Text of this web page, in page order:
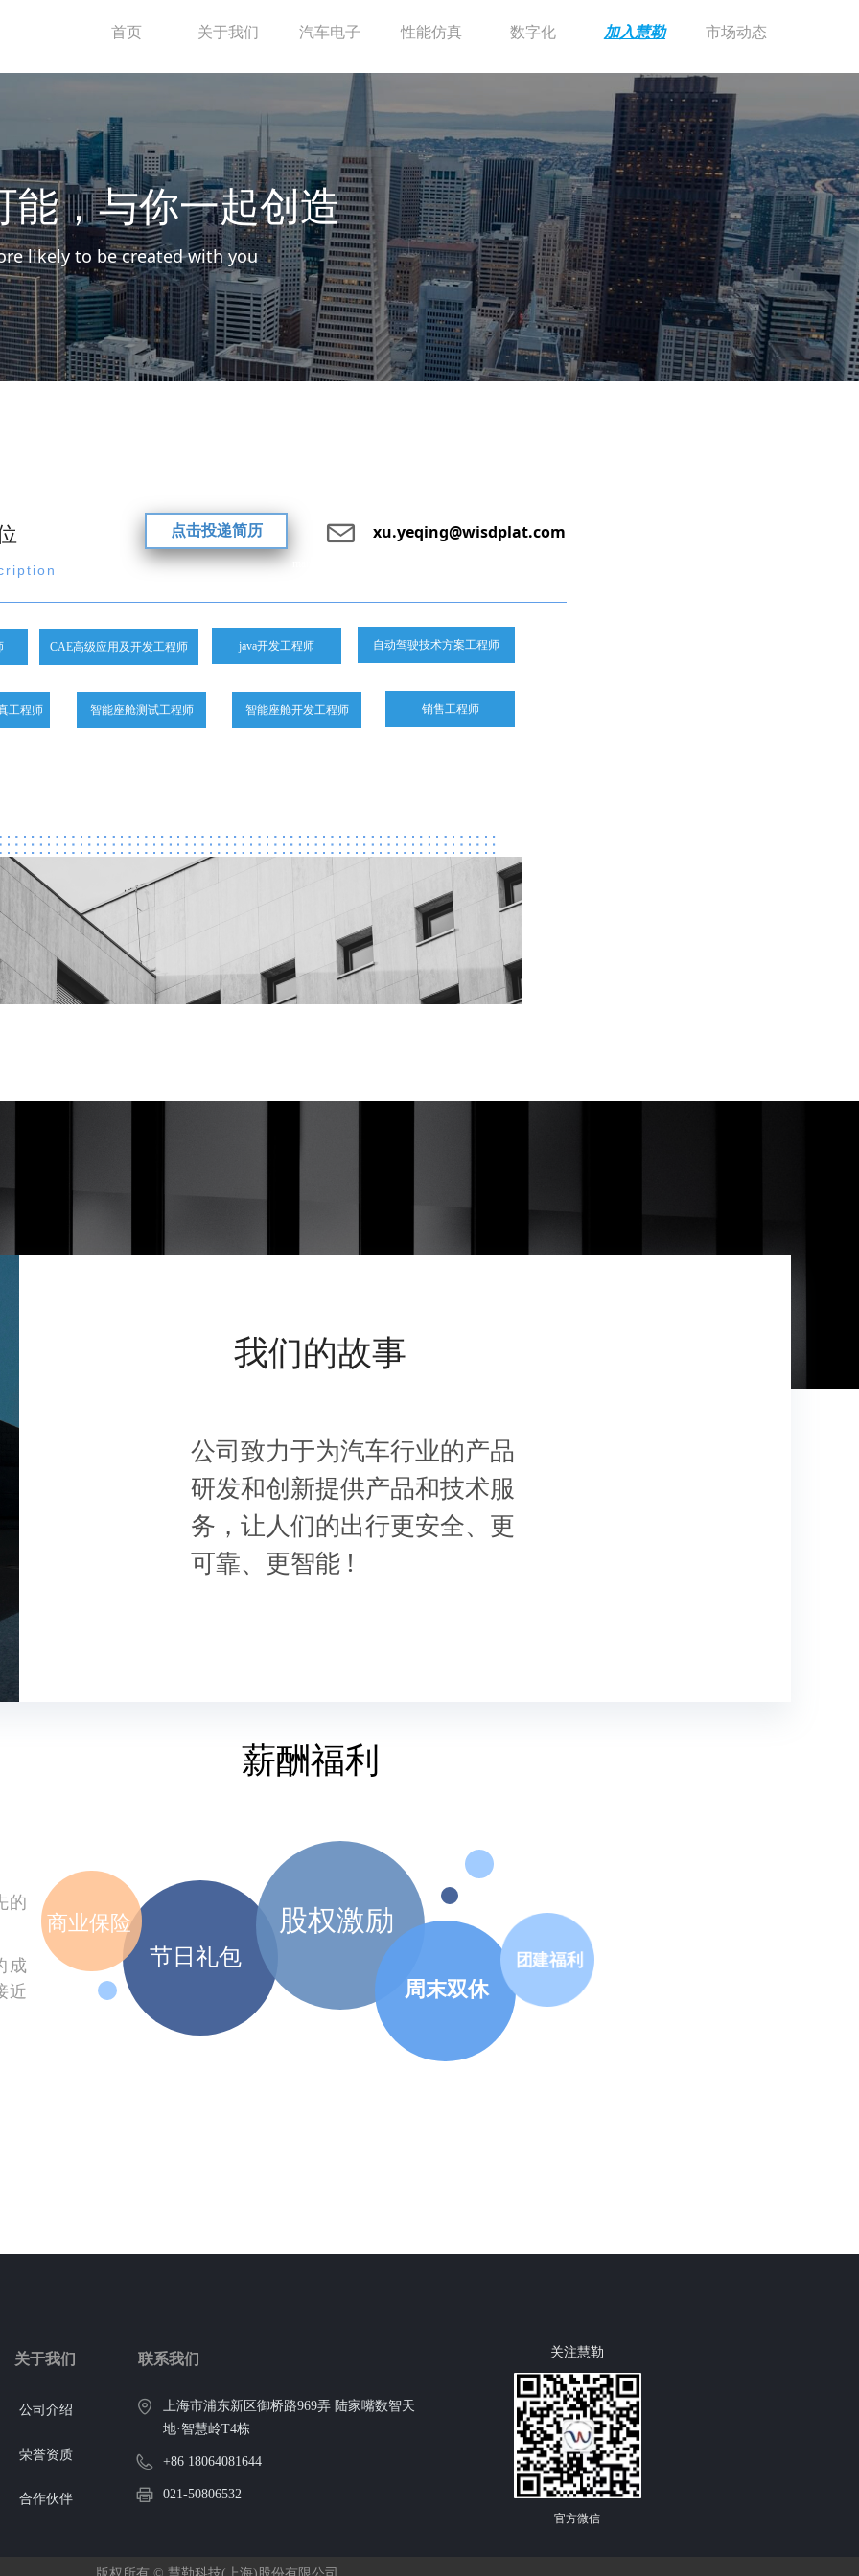
首页 关于我们 汽车电子 性能仿真 数字化 加入慧勒 市场动态
能，与你一起创造
likely to be created with you
CAE高级应用及开发工程师
智能座舱测试工程师
自动驾驶技术方案工程师
工程师 智能座舱开发工程师
java开发工程师
销售工程师
点击投递简历 xu.yeqing@wisdplat.com
我们的故事
公司致力于为汽车行业的产品
研发和创新提供产品和技术服
务，让人们的出行更安全、更
可靠、更智能 !
的
成
近
商业保险
节日礼包
股权激励
周末双休
团建福利
薪酬福利
官方微信
关注慧勒
公司介绍
荣誉资质
合作伙伴
关于我们 联系我们
上海市浦东新区御桥路969弄 陆家嘴数智天
地·智慧岭T4栋
+86 18064081644
021-50806532